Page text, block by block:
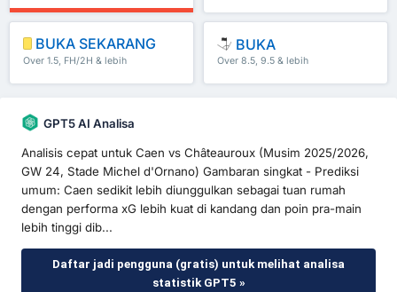
BUKA SEKARANG
Over 1.5, FH/2H & lebih
BUKA
Over 8.5, 9.5 & lebih
GPT5 AI Analisa
Analisis cepat untuk Caen vs Châteauroux (Musim 2025/2026,
GW 24, Stade Michel d'Ornano) Gambaran singkat - Prediksi
umum: Caen sedikit lebih diunggulkan sebagai tuan rumah
dengan performa xG lebih kuat di kandang dan poin pra-main
lebih tinggi dib...
Daftar jadi pengguna (gratis) untuk melihat analisa
statistik GPT5 »